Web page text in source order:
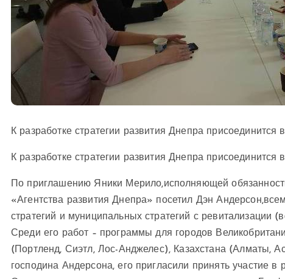
К разработке стратегии развития Днепра
К разработке стратегии развития Днепра
По приглашению Яники Мерило,исполняющей
«Агентства развития Днепра» посетил Дэн Андерсон,
стратегий и муниципальных стратегий с ревитализации
Среди его работ – программы для городов
(Портленд, Сиэтл, Лос-Анджелес), Казахстана (Алматы,
господина Андерсона, его пригласили принять участие в